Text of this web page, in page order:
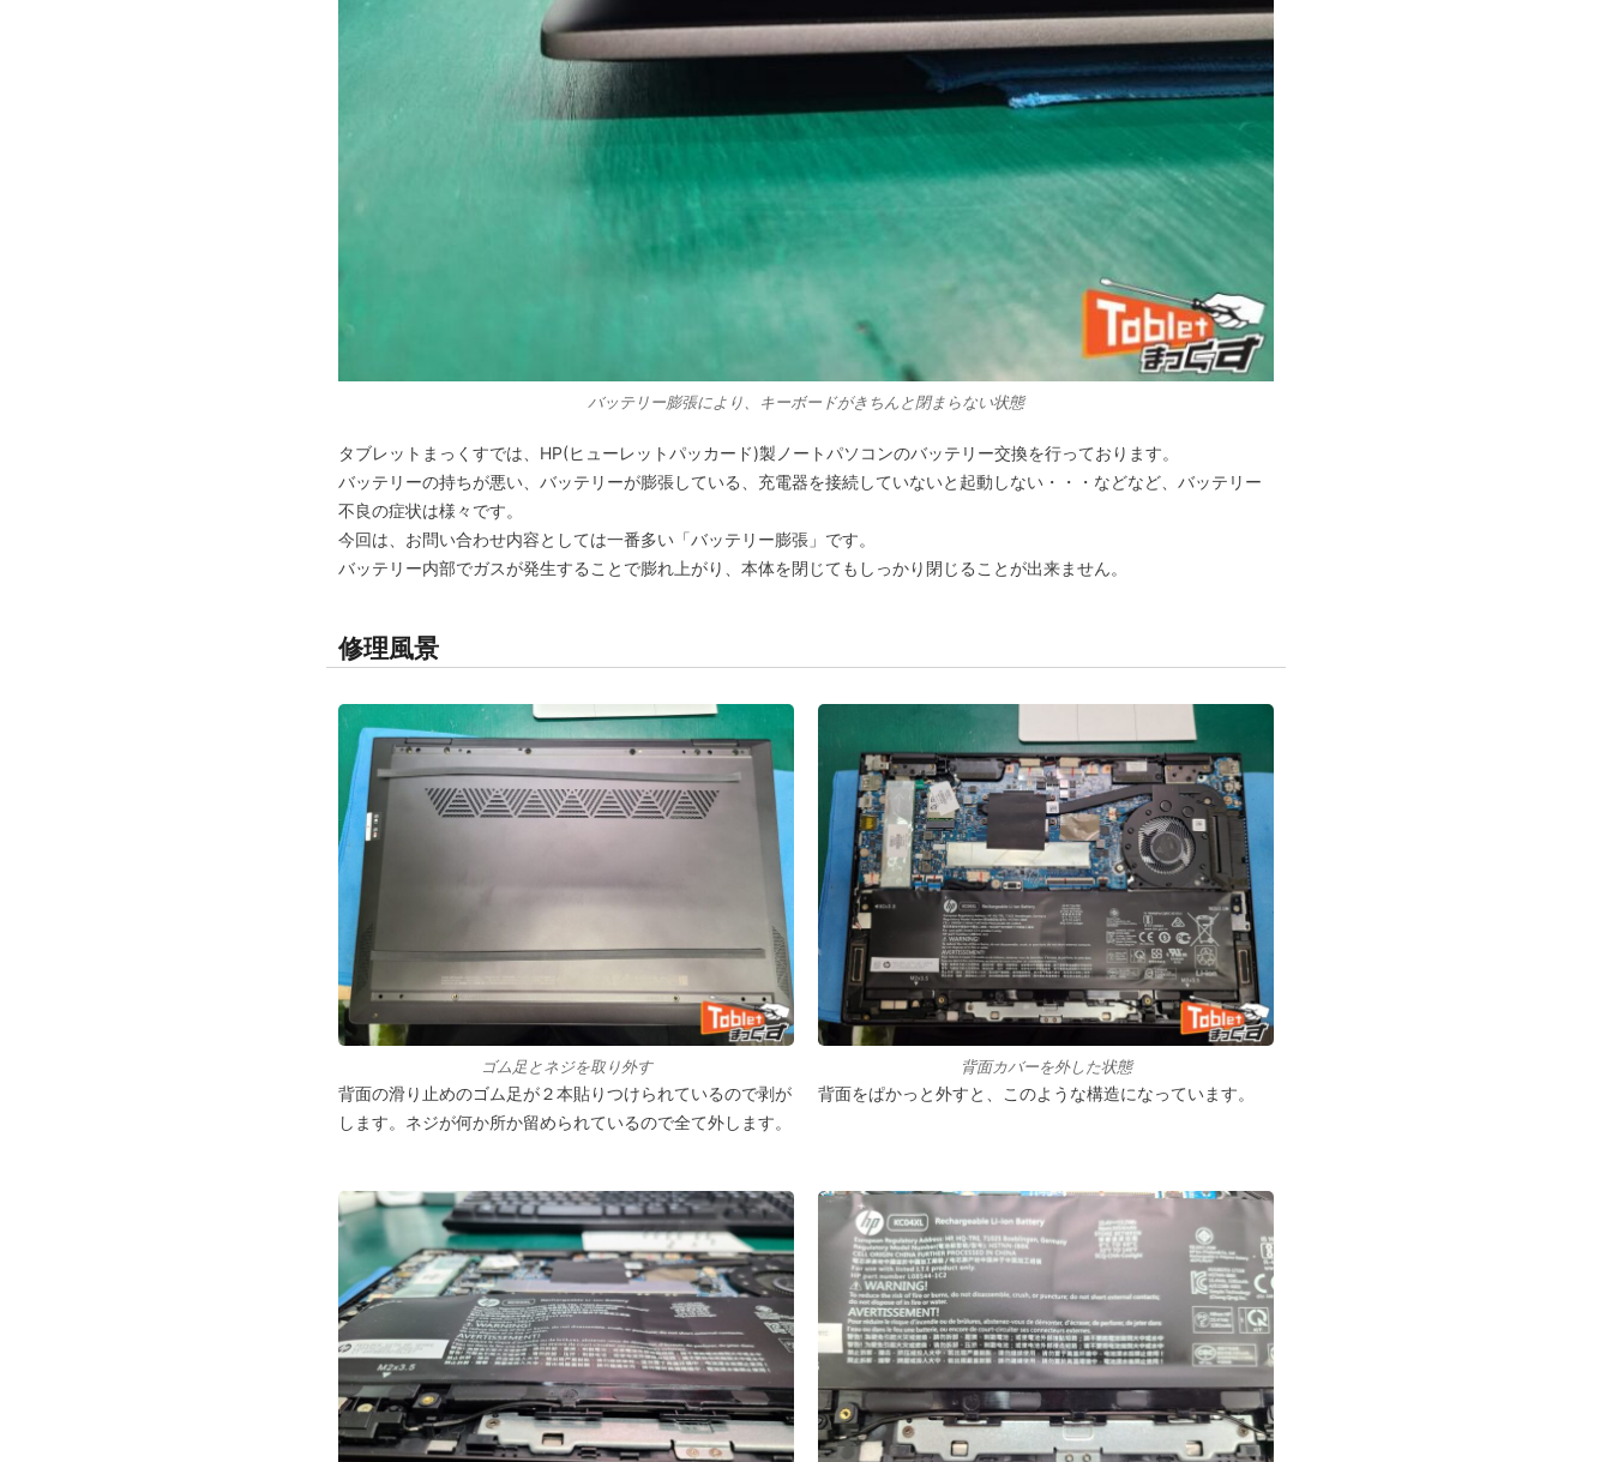
バッテリー膨張により、キーボードがきちんと閉まらない状態
タブレットまっくすでは、HP(ヒューレットパッカード)製ノートパソコンのバッテリー交換を行っております。
バッテリーの持ちが悪い、バッテリーが膨張している、充電器を接続していないと起動しない・・・などなど、バッテリー
不良の症状は様々です。
今回は、お問い合わせ内容としては一番多い「バッテリー膨張」です。
バッテリー内部でガスが発生することで膨れ上がり、本体を閉じてもしっかり閉じることが出来ません。
修理風景
ゴム足とネジを取り外す
背面の滑り止めのゴム足が２本貼りつけられているので剥が
します。ネジが何か所か留められているので全て外します。
背面カバーを外した状態
背面をぱかっと外すと、このような構造になっています。